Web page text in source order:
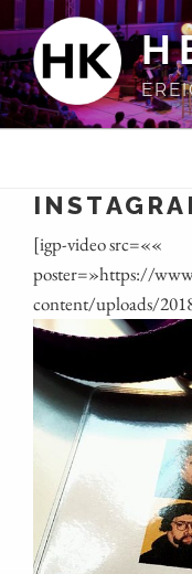
Inhalt
springen
[igp-video src=««
poster=»https://
content/uploads/